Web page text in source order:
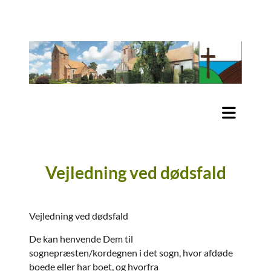
Vejledning ved dødsfald
Vejledning ved dødsfald
De kan henvende Dem til
sognepræsten/kordegnen i det sogn, hvor afdøde
boede eller har boet, og hvorfra